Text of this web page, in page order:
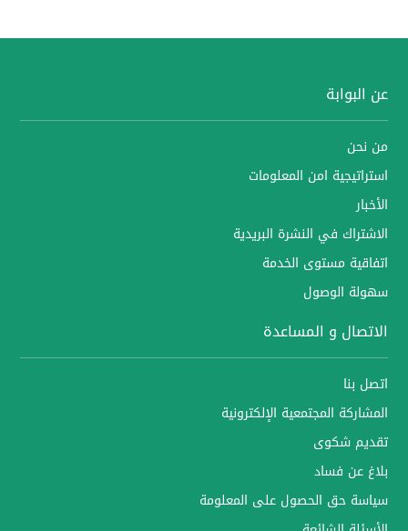
عن البوابة
من نحن
استراتيجية امن المعلومات
الأخبار
الاشتراك في النشرة البريدية
اتفاقية مستوى الخدمة
سهولة الوصول
الاتصال و المساعدة
اتصل بنا
المشاركة المجتمعية الإلكترونية
تقديم شكوى
بلاغ عن فساد
سياسة حق الحصول على المعلومة